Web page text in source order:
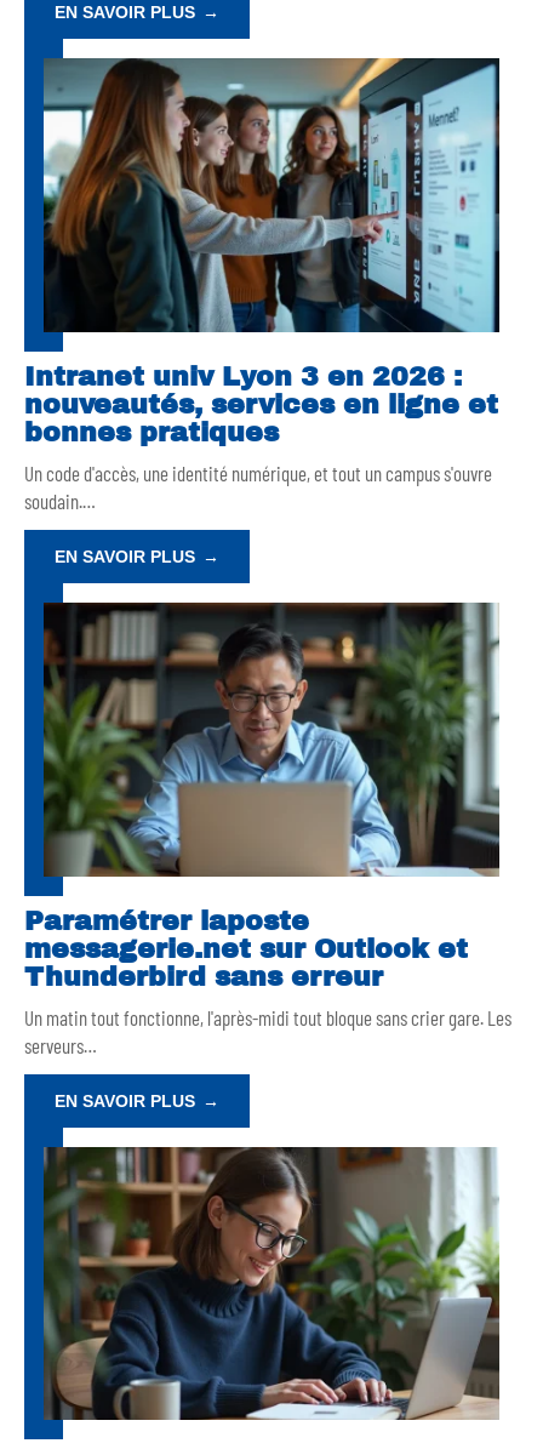
EN SAVOIR PLUS
Intranet univ Lyon 3 en 2026 :
nouveautés, services en ligne et
bonnes pratiques
Un code d'accès, une identité numérique, et tout un campus s'ouvre
soudain.…
EN SAVOIR PLUS
Paramétrer laposte
messagerie.net sur Outlook et
Thunderbird sans erreur
Un matin tout fonctionne, l'après-midi tout bloque sans crier gare. Les
serveurs…
EN SAVOIR PLUS